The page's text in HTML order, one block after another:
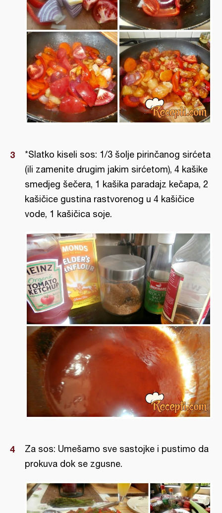
*Slatko kiseli sos: 1/3 šolje pirinčanog sirćeta
(ili zamenite drugim jakim sirćetom), 4 kašike
smedjeg šečera, 1 kašika paradajz kečapa, 2
kašičice gustina rastvorenog u 4 kašičice
vode, 1 kašičica soje.
Za sos: Umešamo sve sastojke i pustimo da
prokuva dok se zgusne.